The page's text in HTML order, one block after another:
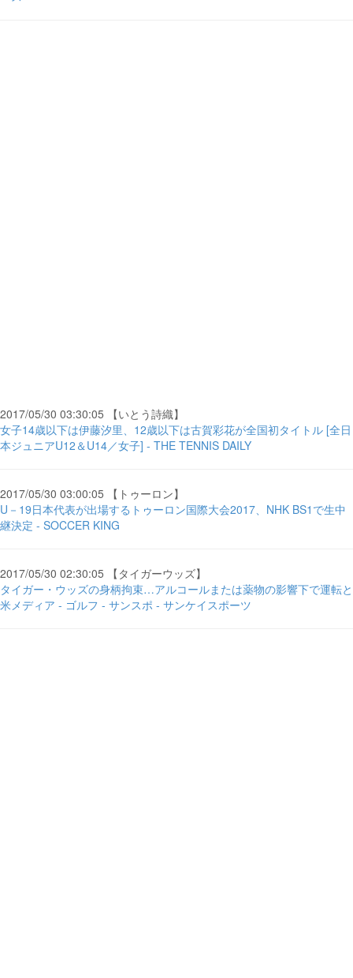
2017/05/30 03:30:05 【いとう詩織】
女子14歳以下は伊藤汐里、12歳以下は古賀彩花が全国初タイトル [全日
本ジュニアU12＆U14／女子] - THE TENNIS DAILY
2017/05/30 03:00:05 【トゥーロン】
U－19日本代表が出場するトゥーロン国際大会2017、NHK BS1で生中
継決定 - SOCCER KING
2017/05/30 02:30:05 【タイガーウッズ】
タイガー・ウッズの身柄拘束…アルコールまたは薬物の影響下で運転と
米メディア - ゴルフ - サンスポ - サンケイスポーツ